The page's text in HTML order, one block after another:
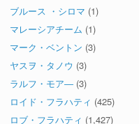
ブルース ・シロマ (1)
マレーシアチーム (1)
マーク・ベントン (3)
ヤスヲ・タノウ (3)
ラルフ・モア― (3)
ロイド・フラハティ (425)
ロブ・フラハティ (1,427)